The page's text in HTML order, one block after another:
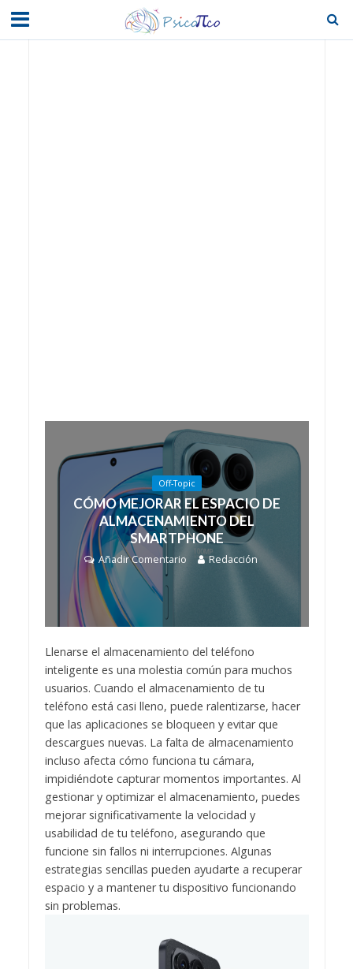
Off-Topic
CÓMO MEJORAR EL ESPACIO DE
ALMACENAMIENTO DEL
SMARTPHONE
Añadir Comentario Redacción
Llenarse el almacenamiento del teléfono
inteligente es una molestia común para muchos
usuarios. Cuando el almacenamiento de tu
teléfono está casi lleno, puede ralentizarse, hacer
que las aplicaciones se bloqueen y evitar que
descargues nuevas. La falta de almacenamiento
incluso afecta cómo funciona tu cámara,
impidiéndote capturar momentos importantes. Al
gestionar y optimizar el almacenamiento, puedes
mejorar significativamente la velocidad y
usabilidad de tu teléfono, asegurando que
funcione sin fallos ni interrupciones. Algunas
estrategias sencillas pueden ayudarte a recuperar
espacio y a mantener tu dispositivo funcionando
sin problemas.